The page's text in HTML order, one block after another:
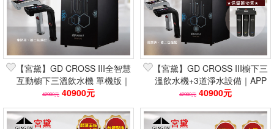
【宮黛】GD CROSS III全智慧
互動櫥下三溫飲水機 單機版｜
APP觸控介面 台灣製保固
42900元 40900元
【宮黛】GD CROSS III櫥下三
溫飲水機+3道淨水設備｜APP
觸控 台灣製保固 留礦物質
42900元 40900元